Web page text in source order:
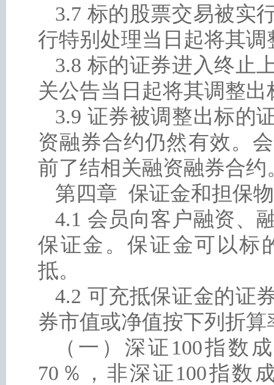
3.7 标的股票交易被实
行特别处理当日起将其
3.8 标的证券进入终止
关公告当日起将其调整
3.9 证券被调整出标的
资融券合约仍然有效。
前了结相关融资融券合约
第四章 保证金和担保物
4.1 会员向客户融资、
保证金。保证金可以标
抵。
4.2 可充抵保证金的证
券市值或净值按下列折算
（一）深证100指数
70％，非深证100指数